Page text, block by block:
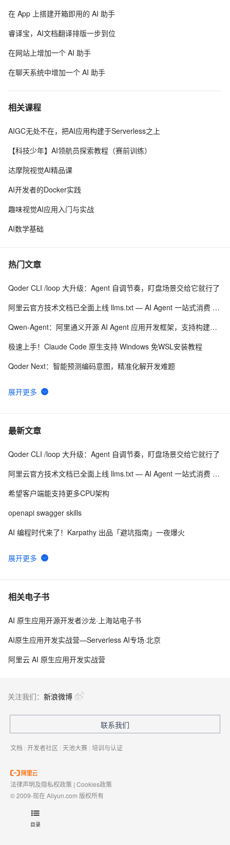
目录
在 App 上搭建开箱即用的 AI 助手
睿译宝，AI文档翻译排版一步到位
在网站上增加一个 AI 助手
在聊天系统中增加一个 AI 助手
相关课程
AIGC无处不在，把AI应用构建于Serverless之上
【科技少年】AI领航员探索教程（赛前训练）
达摩院视觉AI精品课
AI开发者的Docker实践
趣味视觉AI应用入门与实战
AI数学基础
热门文章
Qoder CLI /loop 大升级：Agent 自调节奏，盯盘场景交给它就行了
阿里云官方技术文档已全面上线 llms.txt — AI Agent 一站式消费 300+ 款云产品文档
Qwen-Agent：阿里通义开源 AI Agent 应用开发框架，支持构建多智能体，具备自动记忆上下文等能力
极速上手！Claude Code 原生支持 Windows 免WSL安装教程
Qoder Next：智能预测编码意图，精准化解开发难题
🧠 用 AI 提升你的编程效率 —— 在 PyCharm 中体验通义灵码
鸿蒙特效教程09-深入学习animateTo动画
最新文章
Qoder CLI /loop 大升级：Agent 自调节奏，盯盘场景交给它就行了
阿里云官方技术文档已全面上线 llms.txt — AI Agent 一站式消费 300+ 款云产品文档
希望客户端能支持更多CPU架构
openapi swagger skills
AI 编程时代来了！Karpathy 出品「避坑指南」一夜爆火
Calicat+Trae：从需求到原型代码的AI实践
强密码生成器 (Password Generator) 技术实现揭秘
相关电子书
AI 原生应用开源开发者沙龙·上海站电子书
AI原生应用开发实战营—Serverless AI专场·北京
阿里云 AI 原生应用开发实战营
关注我们： 新浪微博
联系我们
文档 | 开发者社区 | 天池大赛 | 培训与认证
法律声明及隐私权政策 | Cookies政策
© 2009-现在 Aliyun.com 版权所有
域名注册服务机构许可：